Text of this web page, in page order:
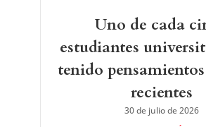
Uno de cada
estudiantes
tenido
recientes
30 de julio de 2026